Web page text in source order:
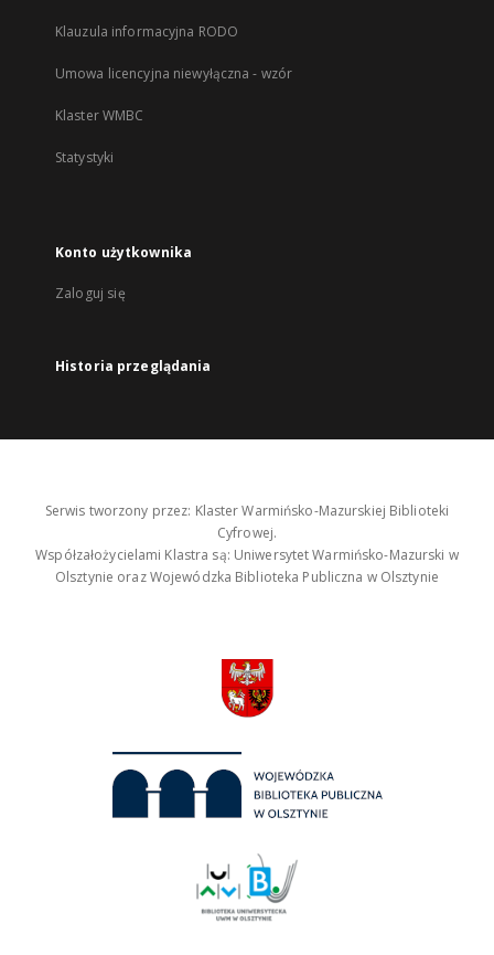
Klauzula informacyjna RODO
Umowa licencyjna niewyłączna - wzór
Klaster WMBC
Statystyki
Konto użytkownika
Zaloguj się
Historia przeglądania
Serwis tworzony przez: Klaster Warmińsko-Mazurskiej Biblioteki
Cyfrowej.
Współzałożycielami Klastra są: Uniwersytet Warmińsko-Mazurski w
Olsztynie oraz Wojewódzka Biblioteka Publiczna w Olsztynie